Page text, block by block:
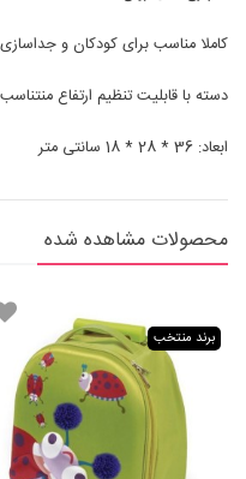
کاملا مناسب برای کودکان و
دسته با قابلیت تنظیم ارتفاع
ابعاد: 36 * 28 * 18 سانتی متر
محصولات مشاهده شده
برند منتخب